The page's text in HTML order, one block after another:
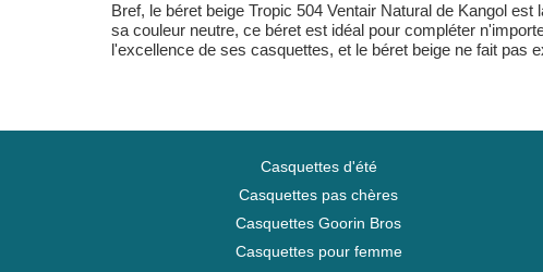
Bref, le béret beige Tropic 504 Ventair Natural de Kangol
sa couleur neutre, ce béret est idéal pour compléter
l'excellence de ses casquettes, et le béret beige ne fait pas
Casquettes d'été
Casquettes pas chères
Casquettes Goorin Bros
Casquettes pour femme